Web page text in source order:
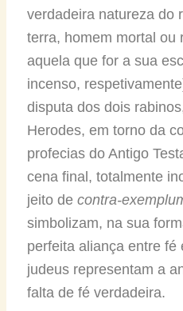
verdadeira natureza do
terra, homem mortal ou
aquela que for a sua
incenso,
disputa dos dois
Herodes, em torno da
profecias do Antigo
cena final, totalmente
jeito de contra-
simbolizam, na sua
perfeita aliança entre fé
judeus representam a
falta de fé verdadeira.